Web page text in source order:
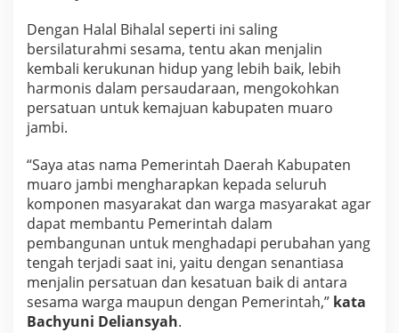
Dengan Halal Bihalal seperti ini saling
bersilaturahmi sesama, tentu akan menjalin
kembali kerukunan hidup yang lebih baik, lebih
harmonis dalam persaudaraan, mengokohkan
persatuan untuk kemajuan kabupaten muaro
jambi.
“Saya atas nama Pemerintah Daerah Kabupaten
muaro jambi mengharapkan kepada seluruh
komponen masyarakat dan warga masyarakat agar
dapat membantu Pemerintah dalam
pembangunan untuk menghadapi perubahan yang
tengah terjadi saat ini, yaitu dengan senantiasa
menjalin persatuan dan kesatuan baik di antara
sesama warga maupun dengan Pemerintah,” kata
Bachyuni Deliansyah.